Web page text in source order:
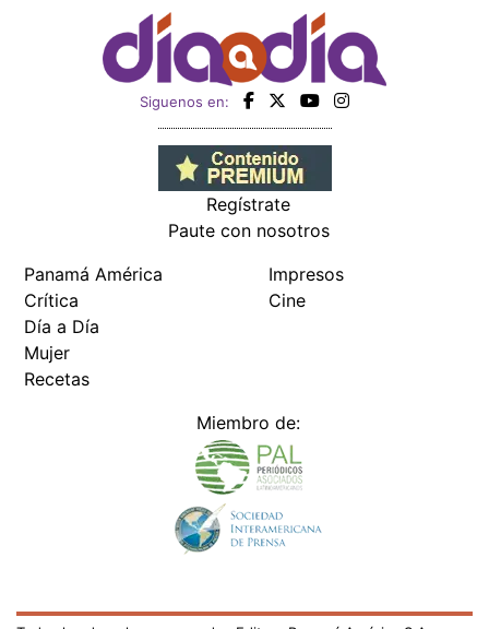
Siguenos en:
Regístrate
Paute con nosotros
Crítica
Día a Día
Mujer
Recetas
Cine
Todos los derechos reservados Editora Panamá América S.A. -